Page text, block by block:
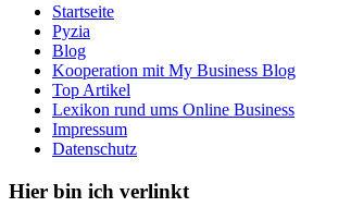
Startseite
Pyzia
Blog
Kooperation mit My Business Blog
Top Artikel
Lexikon rund ums Online Business
Impressum
Datenschutz
Hier bin ich verlinkt